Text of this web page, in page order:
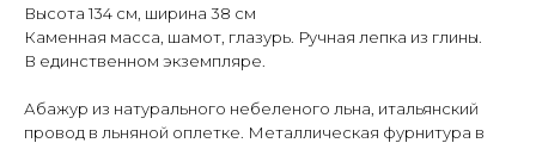
Высота 134 см, ширина 38 см
Каменная масса, шамот, глазурь. Ручная лепка из глины.
В единственном экземпляре.
Абажур из натурального небеленого льна, итальянский
провод в льняной оплетке. Металлическая фурнитура в